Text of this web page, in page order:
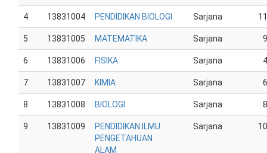
4 13831004 PENDIDIKAN BIOLOGI Sarjana
5 13831005 MATEMATIKA Sarjana
6 13831006 FISIKA Sarjana
7 13831007 KIMIA Sarjana
8 13831008 BIOLOGI Sarjana
9 13831009
PENDIDIKAN ILMU
PENGETAHUAN
ALAM
Sarjana